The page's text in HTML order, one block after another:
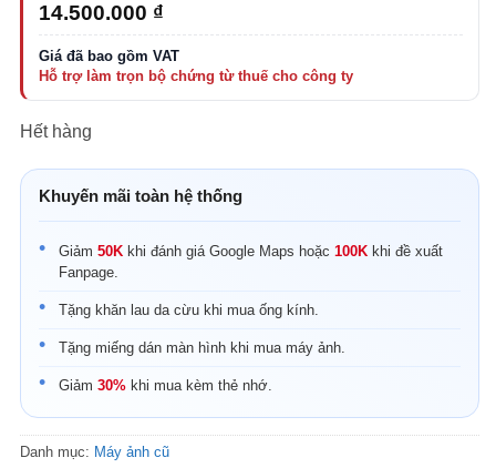
14.500.000 ₫
Hết hàng
Khuyến mãi toàn hệ thống
Giảm 50K khi đánh giá Google Maps hoặc 100K khi đề xuất
Fanpage.
Tặng khăn lau da cừu khi mua ống kính.
Tặng miếng dán màn hình khi mua máy ảnh.
Giảm 30% khi mua kèm thẻ nhớ.
Danh mục: Máy ảnh cũ